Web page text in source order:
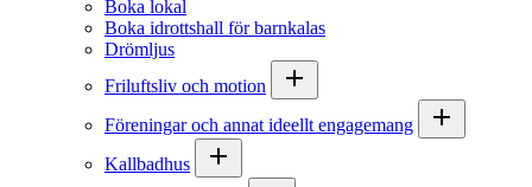
Boka lokal
Boka idrottshall för barnkalas
Drömljus
Friluftsliv och motion
Föreningar och annat ideellt engagemang
Kallbadhus